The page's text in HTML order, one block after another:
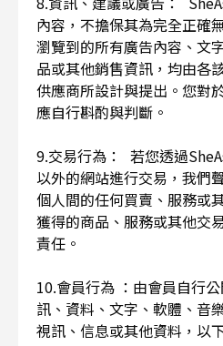
內容，不擔保其為完全正確
瀏覽到的所有廣告內容、文
品或其他銷售資訊，均由各
供應商所設計與提出。您對
應自行斟酌與判斷。
9.交易行為： 若您透過
以外的網站進行交易，我們
個人間的任何買賣、服務或
獲得的商品、服務或其他交
責任。
10.會員行為 ：由會員自行
訊、資料、文字、軟體、音
視訊、信息或其他資料，以